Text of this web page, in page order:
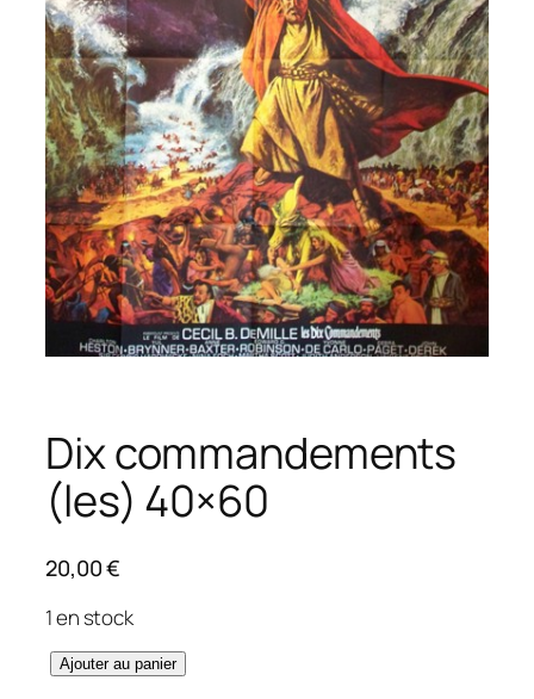
Dix commandements
(les) 40×60
20,00€
1 en stock
q Ajouter au panier